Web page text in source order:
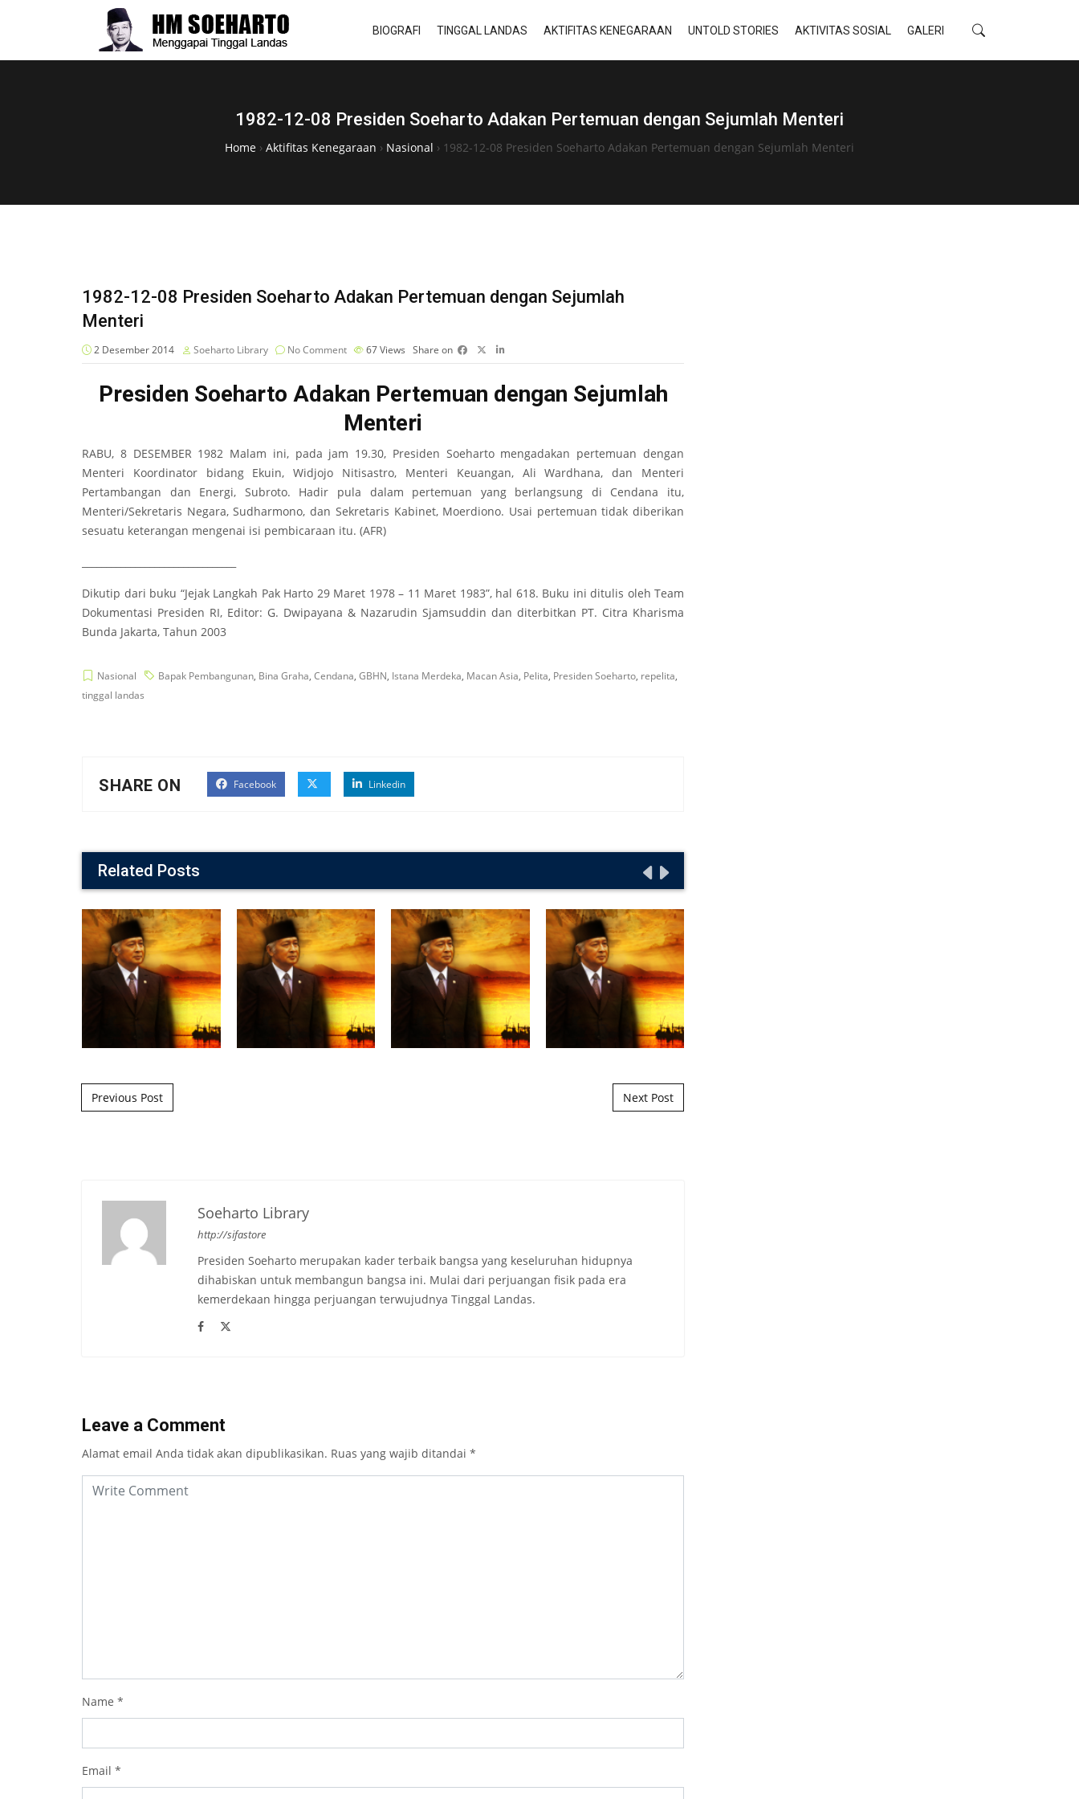
BIOGRAFI TINGGAL LANDAS AKTIFITAS KENEGARAAN UNTOLD STORIES AKTIVITAS SOSIAL GALERI
1982-12-08 Presiden Soeharto Adakan Pertemuan dengan Sejumlah Menteri
Home › Aktifitas Kenegaraan › Nasional › 1982-12-08 Presiden Soeharto Adakan Pertemuan dengan Sejumlah Menteri
1982-12-08 Presiden Soeharto Adakan Pertemuan dengan Sejumlah
Menteri
2 Desember 2014 Soeharto Library No Comment 67Views Share on
Presiden Soeharto Adakan Pertemuan dengan Sejumlah
Menteri
RABU, 8 DESEMBER 1982 Malam ini, pada jam 19.30, Presiden Soeharto mengadakan pertemuan dengan
Menteri Koordinator bidang Ekuin, Widjojo Nitisastro, Menteri Keuangan, Ali Wardhana, dan Menteri
Pertambangan dan Energi, Subroto. Hadir pula dalam pertemuan yang berlangsung di Cendana itu,
Menteri/Sekretaris Negara, Sudharmono, dan Sekretaris Kabinet, Moerdiono. Usai pertemuan tidak diberikan
sesuatu keterangan mengenai isi pembicaraan itu. (AFR)
Dikutip dari buku “Jejak Langkah Pak Harto 29 Maret 1978 – 11 Maret 1983”, hal 618. Buku ini ditulis oleh Team
Dokumentasi Presiden RI, Editor: G. Dwipayana & Nazarudin Sjamsuddin dan diterbitkan PT. Citra Kharisma
Bunda Jakarta, Tahun 2003
Nasional Bapak Pembangunan, Bina Graha, Cendana, GBHN, Istana Merdeka, Macan Asia, Pelita, Presiden Soeharto, repelita,
tinggal landas
SHARE ON Facebook Linkedin
Related Posts
Post navigation
Previous Post Next Post
Soeharto Library
http://sifastore
Presiden Soeharto merupakan kader terbaik bangsa yang keseluruhan hidupnya
dihabiskan untuk membangun bangsa ini. Mulai dari perjuangan fisik pada era
kemerdekaan hingga perjuangan terwujudnya Tinggal Landas.
Leave a Comment
Alamat email Anda tidak akan dipublikasikan. Ruas yang wajib ditandai *
Name *
Email *